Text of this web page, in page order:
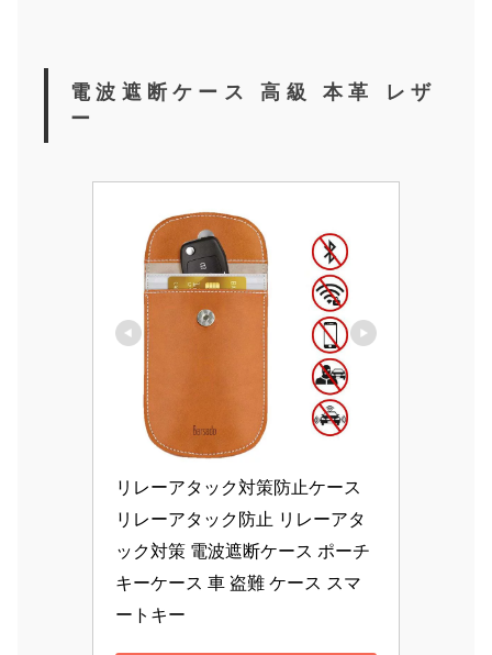
電波遮断ケース 高級 本革 レザ
ー
リレーアタック対策防止ケース
リレーアタック防止 リレーアタ
ック対策 電波遮断ケース ポーチ
キーケース 車 盗難 ケース スマ
ートキー